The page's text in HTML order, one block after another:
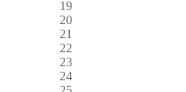
19
20
21
22
23
24